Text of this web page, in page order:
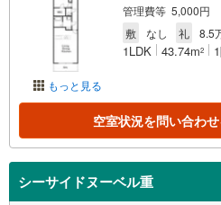
もっと見る
管理費等 5,000円
敷
なし 礼 8.5
1LDK 43.74m2
空室状況を問い合わ
シーサイドヌーベル重